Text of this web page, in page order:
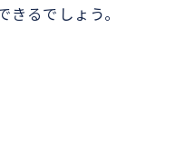
るでしょう。